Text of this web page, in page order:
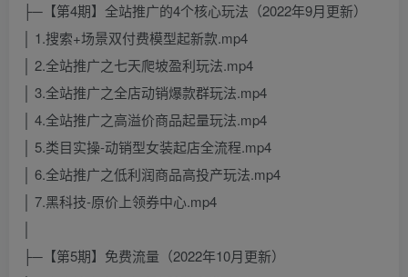
├─【第4期】全站推广的4个核心玩法（2022年9月更新）
│ 1.搜索+场景双付费模型起新款.mp4
│ 2.全站推广之七天爬坡盈利玩法.mp4
│ 3.全站推广之全店动销爆款群玩法.mp4
│ 4.全站推广之高溢价商品起量玩法.mp4
│ 5.类目实操-动销型女装起店全流程.mp4
│ 6.全站推广之低利润商品高投产玩法.mp4
│ 7.黑科技-原价上领券中心.mp4
├─【第5期】免费流量（2022年10月更新）